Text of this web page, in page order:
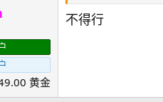
黄金
不得行